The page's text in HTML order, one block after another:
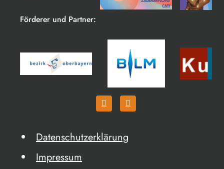
Förderer und Partner:
Datenschutzerklärung
Impressum